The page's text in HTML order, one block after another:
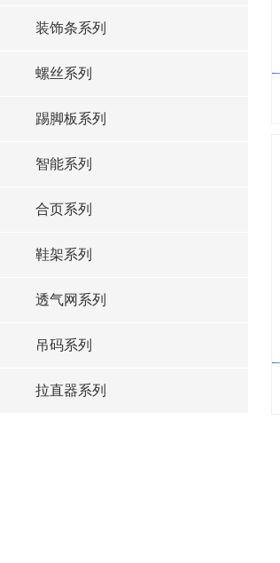
装饰条系列
螺丝系列
踢脚板系列
智能系列
合页系列
鞋架系列
透气网系列
吊码系列
拉直器系列